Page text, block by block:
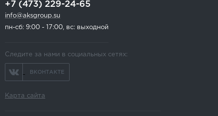
+7 (473) 229-24-65
info@aksgroup.su
пн-сб: 9:00 - 17:00, вс: выходной
Следите за нами в социальных сетях:
ВКОНТАКТЕ
Карта сайта